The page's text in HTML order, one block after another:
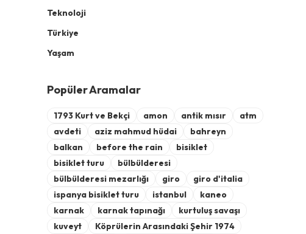
Teknoloji
Türkiye
Yaşam
Popüler Aramalar
1793 Kurt ve Bekçi amon antik mısır
atm
avdeti
aziz mahmud hüdai
bahreyn
balkan
before the rain
bisiklet
bisiklet turu
bülbülderesi
bülbülderesi mezarlığı
giro
giro d'italia
ispanya bisiklet turu
istanbul
kaneo
karnak
karnak tapınağı
kurtuluş savaşı
kuveyt
Köprülerin Arasındaki Şehir 1974